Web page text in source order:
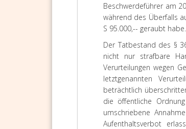
Beschwerdeführer am
während des Überfalls
S 95.000,-- geraubt habe.
Der Tatbestand des §
nicht nur strafbare
Verurteilungen wegen
letztgenannten
beträchtlich
die öffentliche
umschriebene
Aufenthaltsverbot